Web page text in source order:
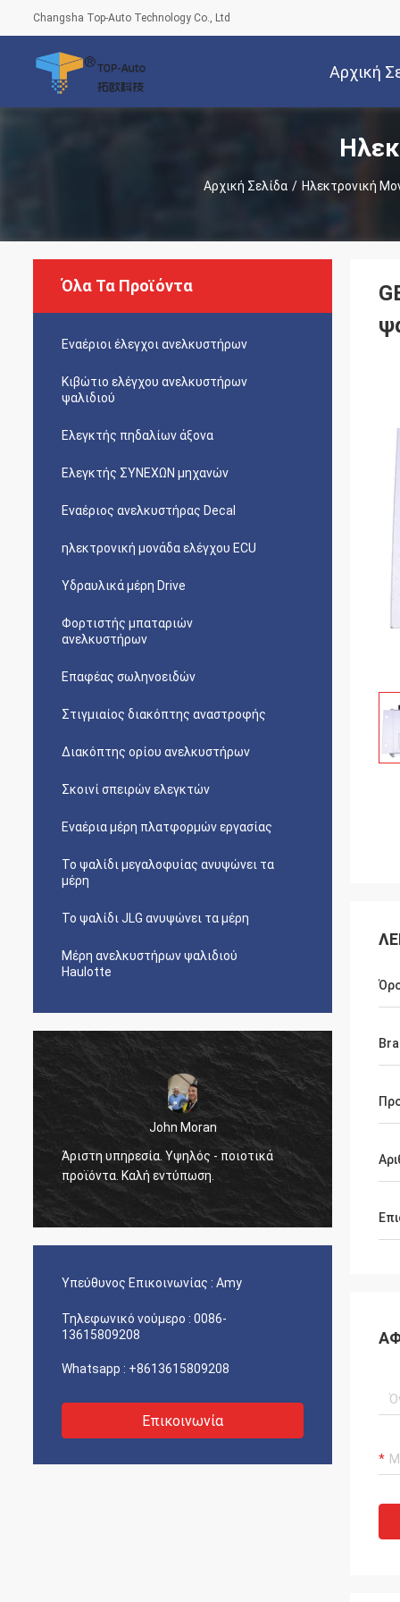
Changsha Top-Auto Technology Co., Ltd
Αρχική
Αρχική Σελίδα / Ηλεκτρονική
Όλα Τα Προϊόντα
Εναέριοι έλεγχοι ανελκυστήρων
Κιβώτιο ελέγχου ανελκυστήρων
ψαλιδιού
Ελεγκτής πηδαλίων άξονα
Ελεγκτής ΣΥΝΕΧΩΝ μηχανών
Εναέριος ανελκυστήρας Decal
ηλεκτρονική μονάδα ελέγχου ECU
Υδραυλικά μέρη Drive
Φορτιστής μπαταριών
ανελκυστήρων
Επαφέας σωληνοειδών
Στιγμιαίος διακόπτης αναστροφής
Διακόπτης ορίου ανελκυστήρων
Σκοινί σπειρών ελεγκτών
Εναέρια μέρη πλατφορμών εργασίας
Το ψαλίδι μεγαλοφυίας ανυψώνει τα
μέρη
Το ψαλίδι JLG ανυψώνει τα μέρη
Μέρη ανελκυστήρων ψαλιδιού
Haulotte
John Moran
Άριστη υπηρεσία. Υψηλός - ποιοτικά
προϊόντα. Καλή εντύπωση.
θα
Υπεύθυνος Επικοινωνίας : Amy
Τηλεφωνικό νούμερο : 0086-
13615809208
Whatsapp : +8613615809208
Επικοινωνία